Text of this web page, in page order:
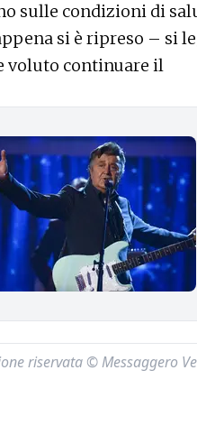
sulle condizioni di
si è ripreso – si
voluto continuare il
riservata © Messaggero